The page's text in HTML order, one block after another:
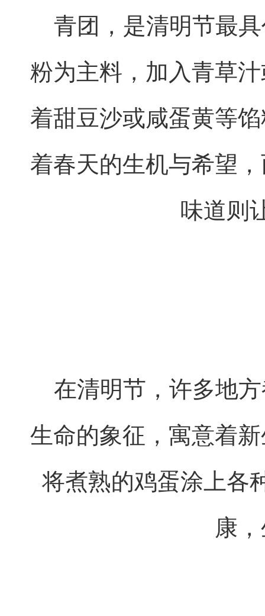
青团，是清明节最
粉为主料，加入青草
着甜豆沙或咸蛋黄等
着春天的生机与希望
味道则
在清明节，许多地
生命的象征，寓意着
将煮熟的鸡蛋涂上各
康